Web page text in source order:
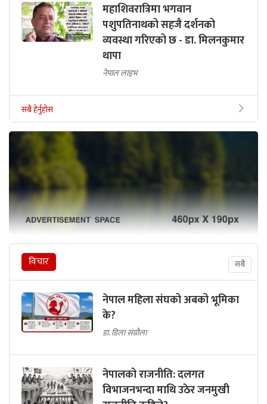
महाशिवरात्रिमा भगवान
पशुपतिनाथको सहजै दर्शनको
व्यवस्था गरिएको छ - डा. मिलनकुमार
थापा
नेपाल लाइभ
सबै हेर्नुहोस
विचार सबै
नेपाल महिला संघको अबको भूमिका
के?
डा. डिला संग्रौला
नेपालको राजनीति: दलगत
विभाजनभन्दा माथि उठेर जनमुखी